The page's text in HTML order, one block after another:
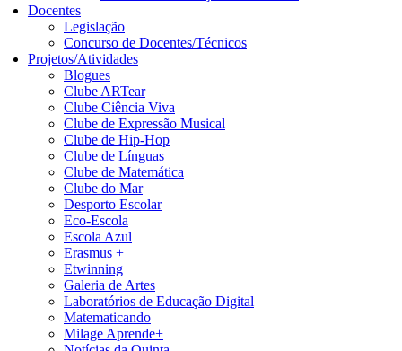
Docentes
Legislação
Concurso de Docentes/Técnicos
Projetos/Atividades
Blogues
Clube ARTear
Clube Ciência Viva
Clube de Expressão Musical
Clube de Hip-Hop
Clube de Línguas
Clube de Matemática
Clube do Mar
Desporto Escolar
Eco-Escola
Escola Azul
Erasmus +
Etwinning
Galeria de Artes
Laboratórios de Educação Digital
Matematicando
Milage Aprende+